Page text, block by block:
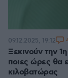
Ξεκινούν την
ποιες ώρες θα
κιλοβατώρας
09.12.2025, 19:12